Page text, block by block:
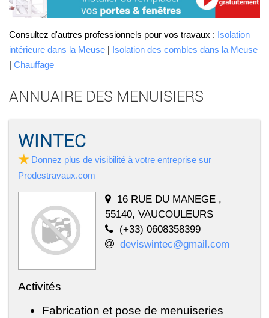
Consultez d'autres professionnels pour vos travaux : Isolation
intérieure dans la Meuse
Isolation des combles dans la Meuse
Chauffage
ANNUAIRE DES MENUISIERS
WINTEC
Donnez plus de visibilité à votre entreprise sur
Prodestravaux.com
16 RUE DU MANEGE ,
55140, VAUCOULEURS
(+33) 0608358399
deviswintec@gmail.com
Activités
Fabrication et pose de menuiseries